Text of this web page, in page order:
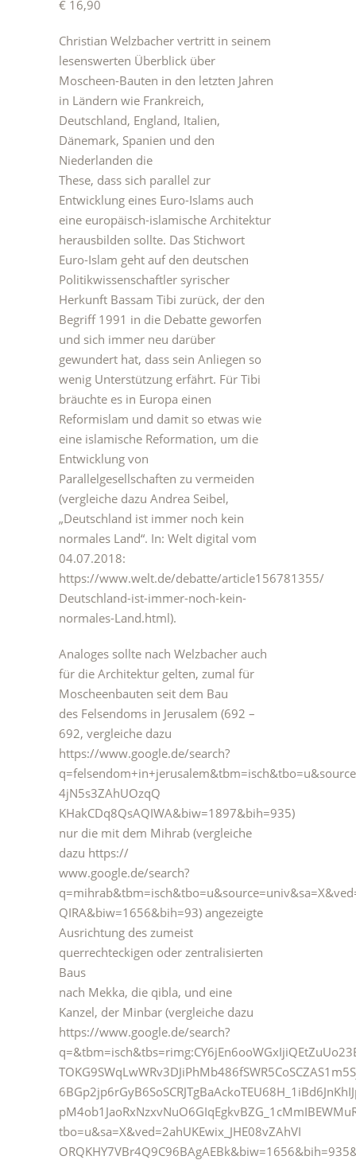
€ 16,90
Christian Welzbacher vertritt in seinem
lesenswerten Überblick über
Moscheen-Bauten in den letzten Jahren
in Ländern wie Frankreich,
Deutschland, England, Italien,
Dänemark, Spanien und den
Niederlanden die
These, dass sich parallel zur
Entwicklung eines Euro-Islams auch
eine europäisch-islamische Architektur
herausbilden sollte. Das Stichwort
Euro-Islam geht auf den deutschen
Politikwissenschaftler syrischer
Herkunft Bassam Tibi zurück, der den
Begriff 1991 in die Debatte geworfen
und sich immer neu darüber
gewundert hat, dass sein Anliegen so
wenig Unterstützung erfährt. Für Tibi
bräuchte es in Europa einen
Reformislam und damit so etwas wie
eine islamische Reformation, um die
Entwicklung von
Parallelgesellschaften zu vermeiden
(vergleiche dazu Andrea Seibel,
„Deutschland ist immer noch kein
normales Land“. In: Welt digital vom
04.07.2018:
https://www.welt.de/debatte/article156781355/
Deutschland-ist-immer-noch-kein-
normales-Land.html).
Analoges sollte nach Welzbacher auch
für die Architektur gelten, zumal für
Moscheenbauten seit dem Bau
des Felsendoms in Jerusalem (692 –
692, vergleiche dazu
https://www.google.de/search?
4jN5s3ZAhUOzqQ
KHakCDq8QsAQIWA&biw=1897&bih=935)
nur die mit dem Mihrab (vergleiche
dazu https://
www.google.de/search?
QIRA&biw=1656&bih=93) angezeigte
Ausrichtung des zumeist
querrechteckigen oder zentralisierten
Baus
nach Mekka, die qibla, und eine
Kanzel, der Minbar (vergleiche dazu
https://www.google.de/search?
tbo=u&sa=X&ved=2ahUKEwix_JHE08vZAhVI